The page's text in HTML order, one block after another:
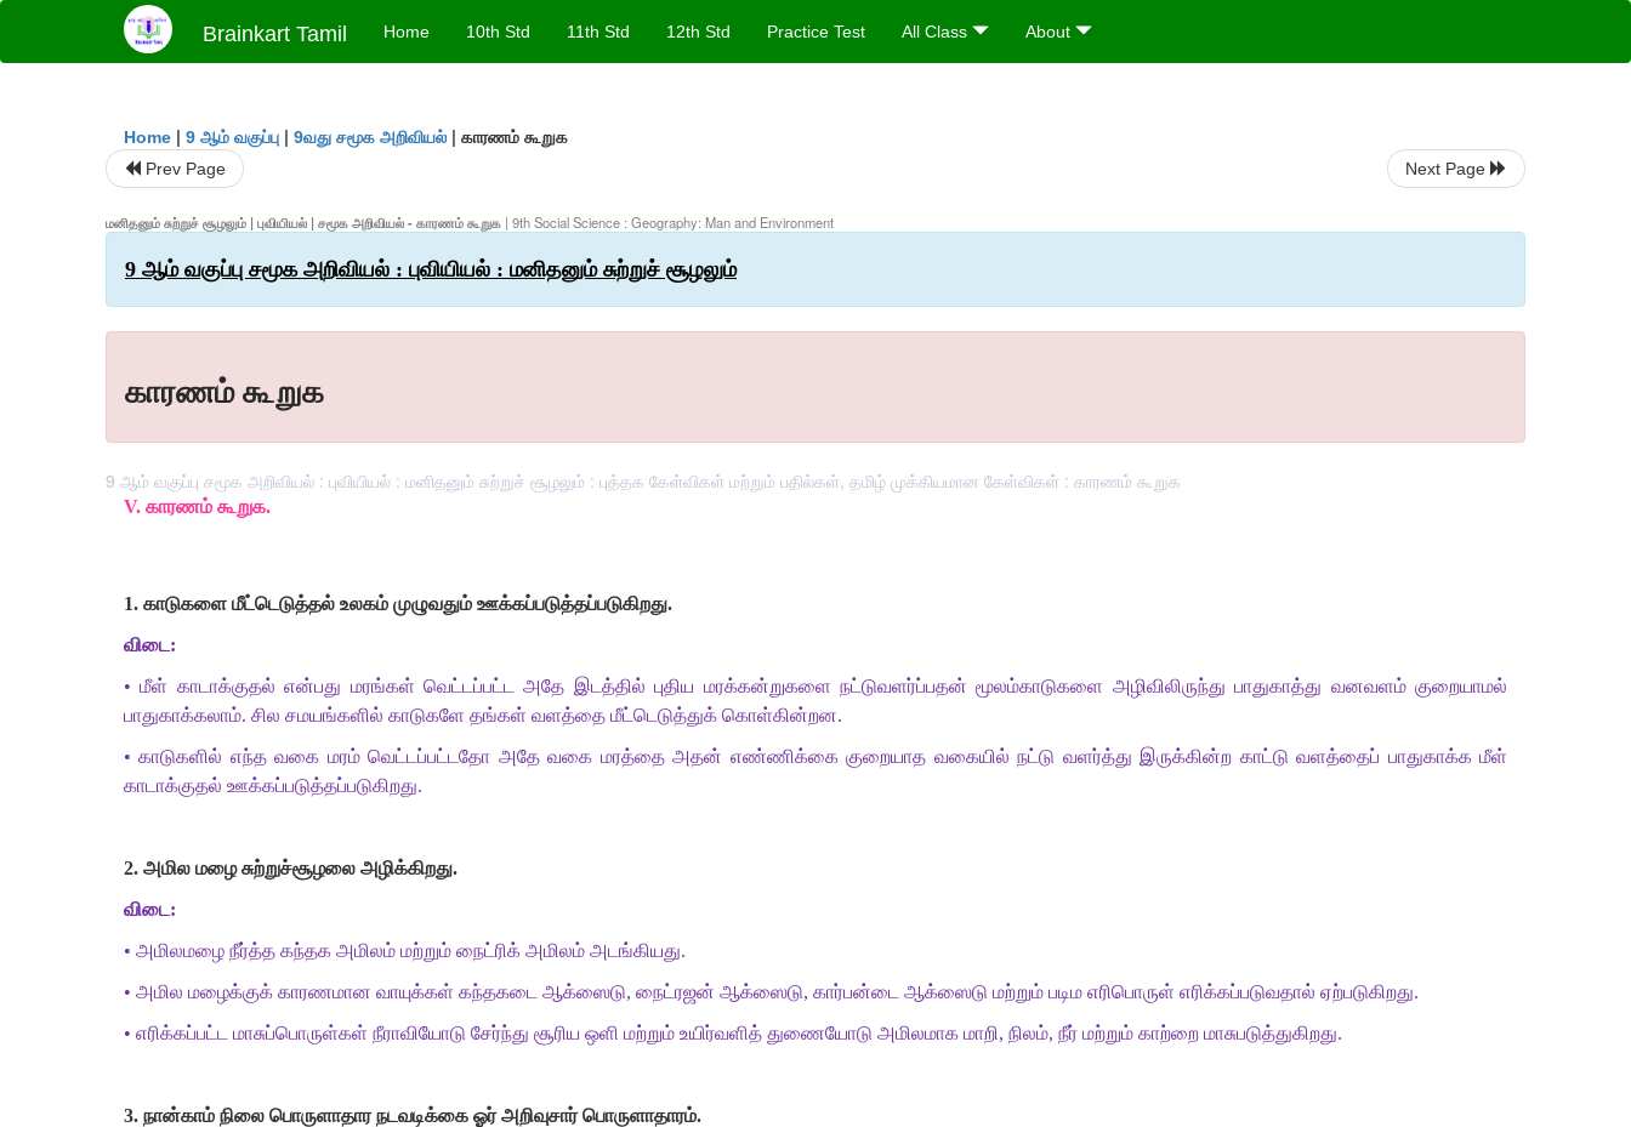
Brainkart Tamil Home 10th Std 11th Std 12th Std Practice Test All Class About
Home | 9 ஆம் வகுப்பு | 9வது சமூக அறிவியல் | காரணம் கூறுக
Prev Page Next Page
மனிதனும் சுற்றுச் சூழலும் | புவியியல் | சமூக அறிவியல் - காரணம் கூறுக | 9th Social Science : Geography: Man and Environment
9 ஆம் வகுப்பு சமூக அறிவியல் : புவியியல் : மனிதனும் சுற்றுச் சூழலும்
காரணம் கூறுக
9 ஆம் வகுப்பு சமூக அறிவியல் : புவியியல் : மனிதனும் சுற்றுச் சூழலும் : புத்தக கேள்விகள் மற்றும் பதில்கள், தமிழ் முக்கியமான கேள்விகள் : காரணம் கூறுக
V. காரணம் கூறுக.
1. காடுகளை மீட்டெடுத்தல் உலகம் முழுவதும் ஊக்கப்படுத்தப்படுகிறது.
விடை :
•மீள் காடாக்குதல் என்பது மரங்கள் வெட்டப்பட்ட அதே இடத்தில் புதிய மரக்கன்றுகளை நட்டுவளர்ப்பதன் மூலம்காடுகளை அழிவிலிருந்து பாதுகாத்து வனவளம் குறையாமல்
பாதுகாக்கலாம். சில சமயங்களில் காடுகளே தங்கள் வளத்தை மீட்டெடுத்துக் கொள்கின்றன.
•காடுகளில் எந்த வகை மரம் வெட்டப்பட்டதோ அதே வகை மரத்தை அதன் எண்ணிக்கை குறையாத வகையில் நட்டு வளர்த்து இருக்கின்ற காட்டு வளத்தைப் பாதுகாக்க மீள்
காடாக்குதல் ஊக்கப்படுத்தப்படுகிறது.
2. அமில மழை சுற்றுச்சூழலை அழிக்கிறது.
விடை :
• அமிலமழை நீர்த்த கந்தக அமிலம் மற்றும் நைட்ரிக் அமிலம் அடங்கியது.
• அமில மழைக்குக் காரணமான வாயுக்கள் கந்தகடை ஆக்ஸைடு, நைட்ரஜன் ஆக்ஸைடு, கார்பன்டை ஆக்ஸைடு மற்றும் படிம எரிபொருள் எரிக்கப்படுவதால் ஏற்படுகிறது.
• எரிக்கப்பட்ட மாசுப்பொருள்கள் நீராவியோடு சேர்ந்து சூரிய ஒளி மற்றும் உயிர்வளித் துணையோடு அமிலமாக மாறி, நிலம், நீர் மற்றும் காற்றை மாசுபடுத்துகிறது.
3. நான்காம் நிலை பொருளாதார நடவடிக்கை ஓர் அறிவுசார் பொருளாதாரம்.